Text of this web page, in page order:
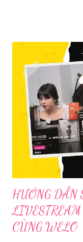
dụng điện thoại
nhạy cảm, có dấu
nhận, đơn vị đã
để làm rõ. Kết quả
(sinh năm 1994), trú
một số đối tượng
đồi trụy nhằm mục
L.V.D (sinh ...
HƯỚNG DẪN
CÙNG WELO